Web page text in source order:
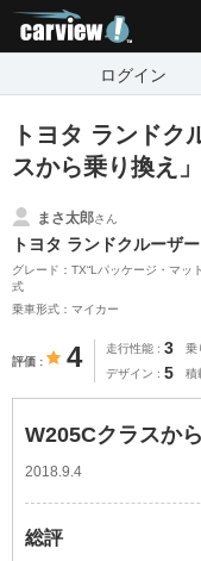
ログイン
トヨタ ランドク
スから乗り換え
まさ太郎さん
トヨタ ランドクルーザ
グレード：TX“Lパッケージ・マ
式
乗車形式：マイカー
評価 4 走行性能 3 乗
デザイン 5 積
W205Cクラスか
2018.9.4
総評